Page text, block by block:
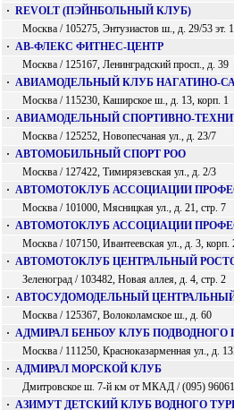
· REVOLT (ПЭЙНБОЛЬНЫЙ КЛУБ)
Москва / 105275, Энтузиастов ш., д. 29/53 эт.
· АВ-ФЛЕКС ФИТНЕС-ЦЕНТР
Москва / 125167, Ленинградский просп., д. 39
· АВИАМОДЕЛЬНЫЙ КЛУБ НАГАТИНО-
Москва / 115230, Каширское ш., д. 13, корп. 1
· АВИАМОДЕЛЬНЫЙ СПОРТИВНО-
Москва / 125252, Новопесчаная ул., д. 23/7
· АВТОМОБИЛЬНЫЙ СПОРТ РОО
Москва / 127422, Тимирязевская ул., д. 2/3
· АВТОМОТОКЛУБ АССОЦИАЦИИ
Москва / 101000, Мясницкая ул., д. 21, стр. 7
· АВТОМОТОКЛУБ АССОЦИАЦИИ
Москва / 107150, Ивантеевская ул., д. 3, корп.
· АВТОМОТОКЛУБ ЦЕНТРАЛЬНЫЙ
Зеленоград / 103482, Новая аллея, д. 4, стр. 2
· АВТОСУДОМОДЕЛЬНЫЙ
Москва / 125367, Волоколамское ш., д. 60
· АДМИРАЛ БЕНБОУ КЛУБ ПОДВОДНОГО
Москва / 111250, Красноказарменная ул., д.
· АДМИРАЛ МОРСКОЙ КЛУБ
Дмитровское ш. 7-й км от МКАД / (095)
· АЗИМУТ ДЕТСКИЙ КЛУБ ВОДНОГО